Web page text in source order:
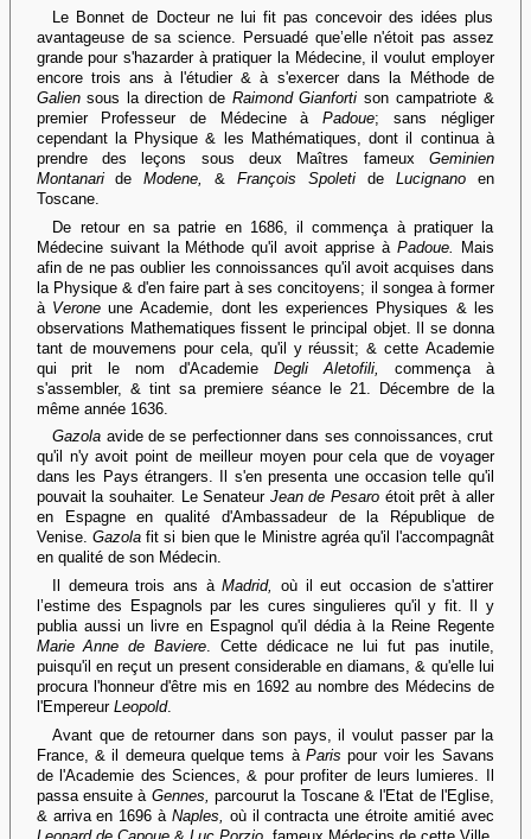
Le Bonnet de Docteur ne lui fit pas concevoir des idées plus
avantageuse de sa science. Persuadé que’elle n'étoit pas assez
grande pour s'hazarder à pratiquer la Médecine, il voulut employer
encore trois ans à l'étudier & à s'exercer dans la Méthode de
Galiensous la direction de Raimond Gianfortison campatriote &
premier Professeur de Médecine à Padoue; sans négliger
cependant la Physique & les Mathématiques, dont il continua à
prendre des leçons sous deux Maîtres fameux Geminien
Montanaride Modene, & François Spoletide Lucignanoen
Toscane.
De retour en sa patrie en 1686, il commença à pratiquer la
Médecine suivant la Méthode qu'il avoit apprise à Padoue.
Mais
afin de ne pas oublier les connoissances qu'il avoit acquises dans
la Physique & d'en faire part à ses concitoyens; il songea à former
à Veroneune Academie, dont les experiences Physiques & les
observations Mathematiques fissent le principal objet. Il se donna
tant de mouvemens pour cela, qu'il y réussit; & cette Academie
qui prit le nom d'Academie Degli Aletofili,
commença à
s'assembler, & tint sa premiere séance le 21. Décembre de la
même année 1636.
Gazola avide de se perfectionner dans ses connoissances, crut
qu'il n'y avoit point de meilleur moyen pour cela que de voyager
dans les Pays étrangers. Il s'en presenta une occasion telle qu'il
pouvait la souhaiter. Le Senateur Jean de Pesaroétoit prêt à aller
en Espagne en qualité d'Ambassadeur de la République de
Venise. Gazolafit si bien que le Ministre agréa qu'il l'accompagnât
en qualité de son Médecin.
Il demeura trois ans àMadrid, où il eut occasion de s'attirer
l’estime des Espagnols par les cures singulieres qu'il y fit. Il y
publia aussi un livre en Espagnol qu'il dédia à la Reine Regente
Marie Anne de Baviere. Cette dédicace ne lui fut pas inutile,
puisqu'il en reçut un present considerable en diamans, & qu'elle lui
procura l'honneur d'être mis en 1692 au nombre des Médecins de
l'Empereur Leopold.
Avant que de retourner dans son pays, il voulut passer par la
France, & il demeura quelque tems à Paris pour voir les Savans
de l'Academie des Sciences, & pour profiter de leurs lumieres. Il
passa ensuite à Gennes, parcourut la Toscane & l'Etat de l'Eglise,
& arriva en 1696 à Naples,
où il contracta une étroite amitié avec